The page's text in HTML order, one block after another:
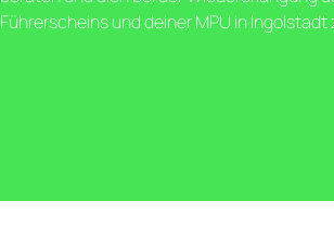
Führerscheins und deiner MPU in Ingolstadt